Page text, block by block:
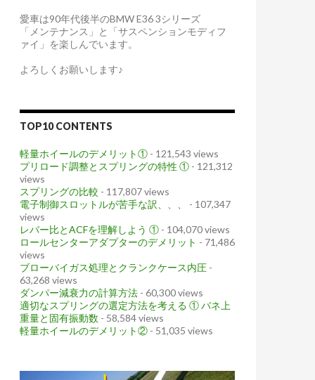
愛車は90年代後半のBMW E36 3シリーズ
「メンテナンス」と「サスペンションモディフ
ァイ」を楽しんでいます。
よろしくお願いします♪
TOP10 CONTENTS
軽量ホイールのデメリット① - 121,543 views
プリロード調整とスプリングの特性 ① - 121,312
views
スプリングの比較 - 117,807 views
電子制御スロットルが苦手な訳、、、
- 107,347
views
レバー比とACFを理解しよう ① - 104,070 views
ロールセンターアダプターのデメリット - 71,486
views
ブローバイガス処理とクランクケース内圧 -
63,268 views
ダンパー減衰力の計算方法 - 60,300 views
適切なスプリングの選定方法を考える ① バネ上
重量と固有振動数 - 58,584 views
軽量ホイールのデメリット② - 51,035 views